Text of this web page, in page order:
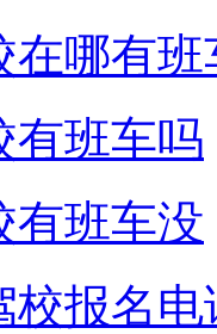
在哪有班
有班车吗
有班车没
校报名电